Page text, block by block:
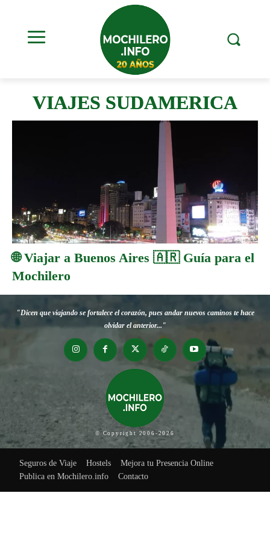
VIAJES SUDAMERICA
🌐 Viajar a Buenos Aires 🇦🇷 Guía para el
Mochilero
"Dicen que viajando se fortalece el corazón, pues andar nuevos caminos te hace
olvidar el anterior..."
© Copyright 2006-2026
Seguros de Viaje Hostels
Mejora tu Presencia Online
Publica en Mochilero.info
Contacto